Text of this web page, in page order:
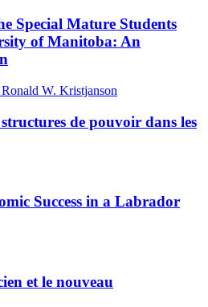
Special Mature Students
of Manitoba: An
W. Kristjanson
de pouvoir dans les
Success in a Labrador
et le nouveau